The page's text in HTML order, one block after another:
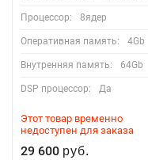
Процессор: 8ядер
Оперативная память: 4Gb
Внутренняя память: 64Gb
DSP процессор: Да
Этот товар временно
недоступен для заказа
29 600 руб.